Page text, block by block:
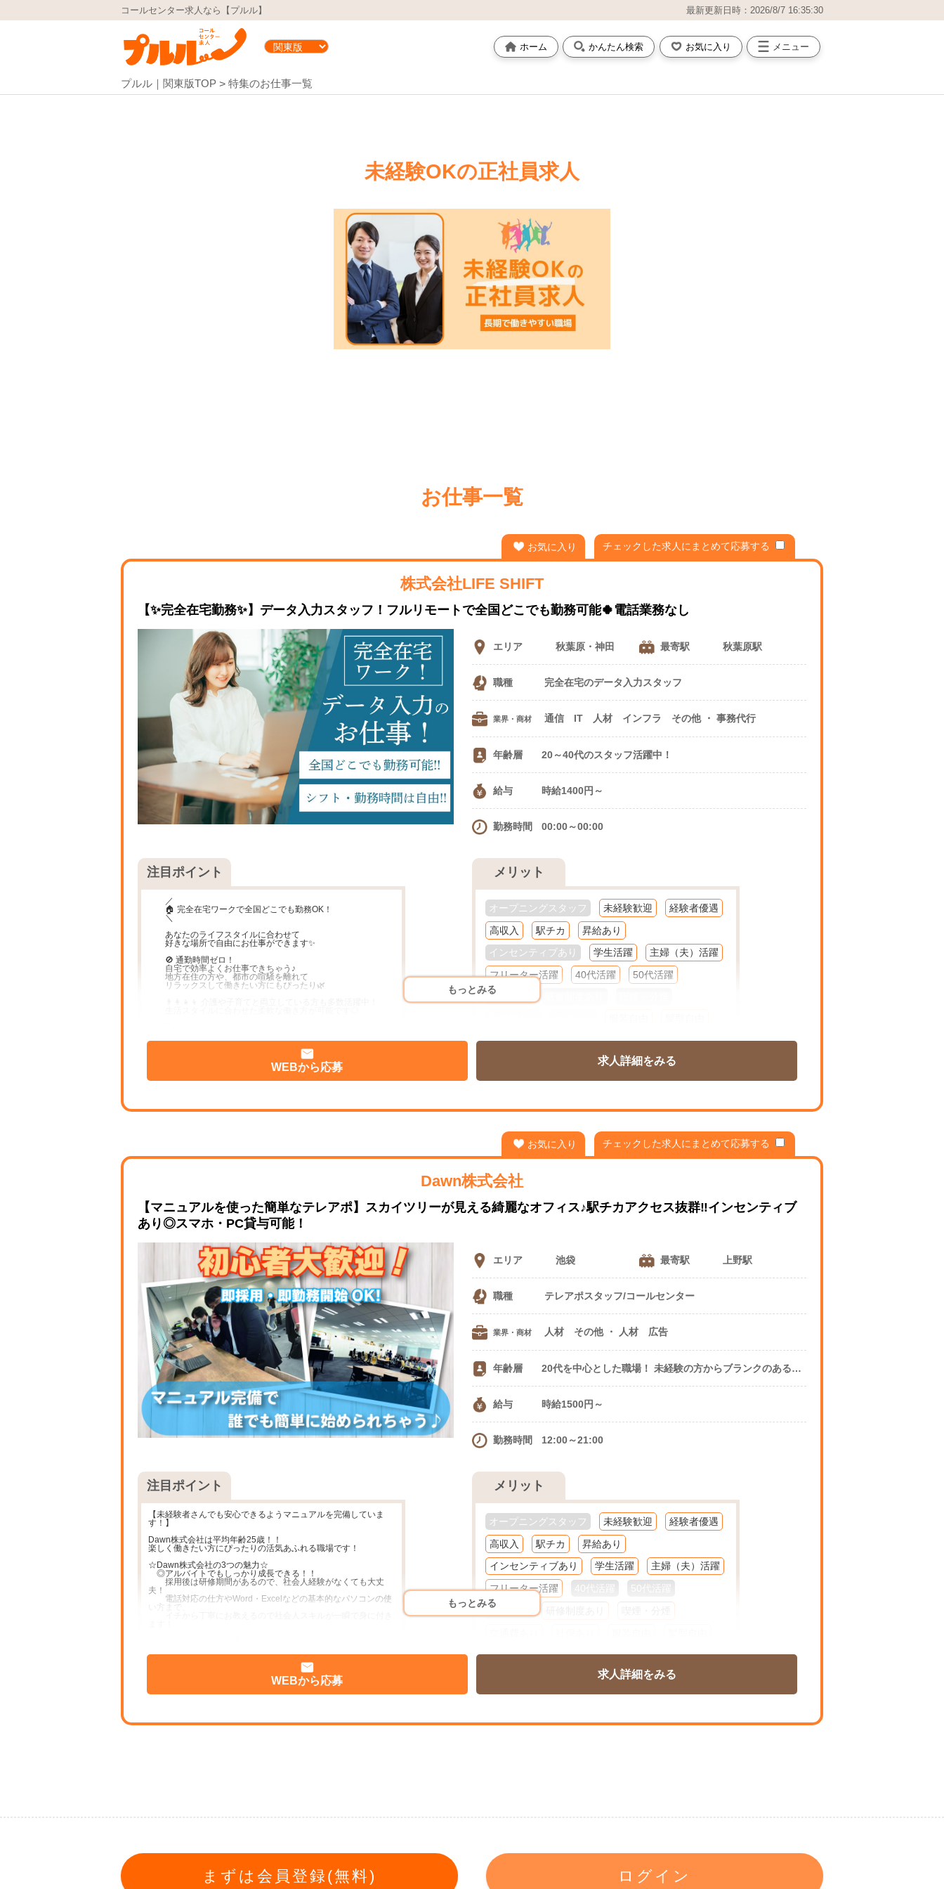
コールセンター求人なら【プルル】 最新更新日時：2026/8/7 16:35:30
ホーム かんたん検索 お気に入り メニュー
プルル｜関東版TOP 特集のお仕事一覧
未経験OKの正社員求人
お仕事一覧
お気に入り チェックした求人にまとめて応募する
株式会社LIFE SHIFT
【✨完全在宅勤務✨】データ入力スタッフ！フルリモートで全国どこでも勤務可能🍀電話業務なし
エリア 秋葉原・神田 最寄駅 秋葉原駅
職種 完全在宅のデータ入力スタッフ
業界・商材 通信 IT 人材 インフラ その他 ・ 事務代行
年齢層 20～40代のスタッフ活躍中！
給与 時給1400円～
勤務時間 00:00～00:00
もっとみる
注目ポイント
／
🏠 完全在宅ワークで全国どこでも勤務OK！
＼
あなたのライフスタイルに合わせて
好きな場所で自由にお仕事ができます✨
🚫 通勤時間ゼロ！
自宅で効率よくお仕事できちゃう♪
地方在住の方や、都市の喧騒を離れて
リラックスして働きたい方にもぴったり🌿
応募から採用まで、すべてオンライン🌐
忙しい方も無理なく働ける♪
ストレスフリーで長く続けやすいのが魅力です🌈
メリット
オープニングスタッフ 未経験歓迎
経験者優遇
高収入
駅チカ
昇給あり
インセンティブあり
学生活躍
主婦（夫）活躍
フリーター活躍
40代活躍
50代活躍
60代活躍
ネイルOK
ピアスOK 髭OK 在宅
週１～
フルタイム
扶養控除内勤OK
WEBから応募
求人詳細をみる
お気に入り チェックした求人にまとめて応募する
Dawn株式会社
【マニュアルを使った簡単なテレアポ】スカイツリーが見える綺麗なオフィス♪駅チカアクセス抜群‼︎インセンティブ
あり◎スマホ・PC貸与可能！
エリア 池袋 最寄駅 上野駅
職種 テレアポスタッフ/コールセンター
業界・商材 人材 その他 ・ 人材 広告
年齢層 20代を中心とした職場！ 未経験の方からブランクのある
方、 学生さんからWワークの方まで大募集！
給与 時給1500円～
勤務時間 12:00～21:00
もっとみる
注目ポイント
【未経験者さんでも安心できるようマニュアルを完備していま
す！】
Dawn株式会社は平均年齢25歳！！
楽しく働きたい方にぴったりの活気あふれる職場です！
☆Dawn株式会社の3つの魅力☆
◎アルバイトでもしっかり成長できる！！
採用後は研修期間があるので、社会人経験がなくても大丈
夫！
電話対応の仕方やWord・Excelなどの基本的なパソコンの使
い方まで、
アルバイトとしてはもちろん、本人の意向次第で、
将来的に会社の中核としてバリバリ働くことも可能！
◎営業力に自信あり！テレアポは誰でもできます！
飲食店をメインに求人広告や集客の提案をしていきます。
◎時間の使い方も効率良く！朝はゆったり13時スタート！
メリット
オープニングスタッフ 未経験歓迎
経験者優遇
高収入
駅チカ
昇給あり
インセンティブあり
学生活躍
主婦（夫）活躍
フリーター活躍
40代活躍
50代活躍
60代活躍
ネイルOK
ピアスOK 髭OK 在宅
週１～
フルタイム
扶養控除内勤OK
WEBから応募
求人詳細をみる
まずは会員登録(無料) ログイン